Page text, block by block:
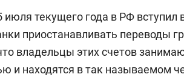
текущего года в РФ вступил
приостанавливать переводы
владельцы этих счетов
и находятся в так называемом